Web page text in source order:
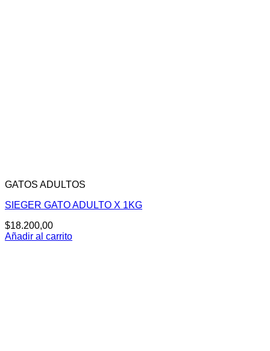
GATOS ADULTOS
SIEGER GATO ADULTO X 1KG
$18.200,00
Añadir al carrito